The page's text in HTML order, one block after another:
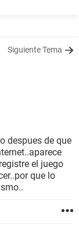
Siguiente Tema
despues de que
el juego
que lo